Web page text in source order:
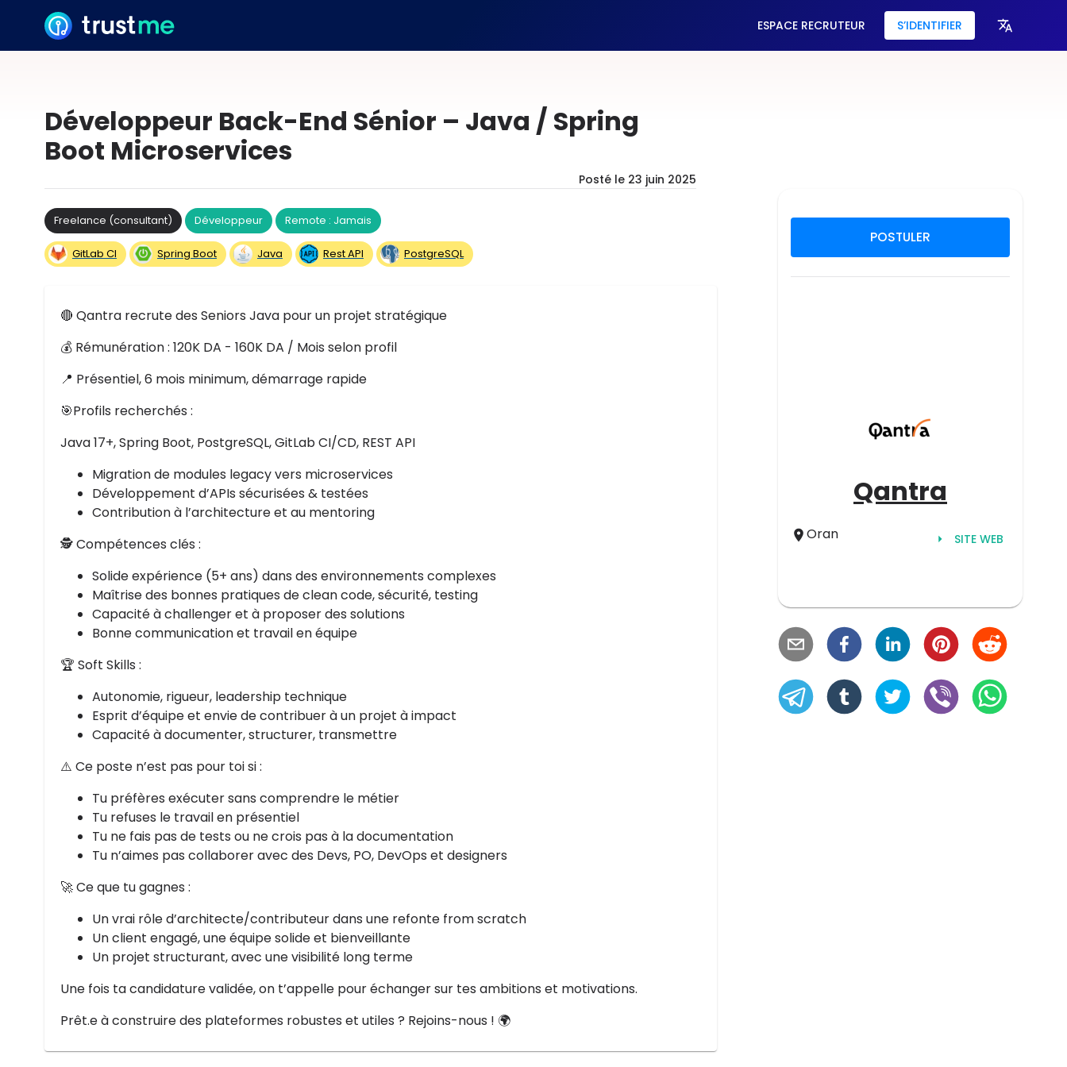
ESPACE RECRUTEUR S’IDENTIFIER
Développeur Back-End Sénior – Java / Spring
Boot Microservices
Posté le 23 juin 2025
Freelance (consultant) Développeur Remote : Jamais
GitLab CI Spring Boot Java Rest API PostgreSQL
🔴 Qantra recrute des Seniors Java pour un projet stratégique
💰 Rémunération : 120K DA - 160K DA / Mois selon profil
📍 Présentiel, 6 mois minimum, démarrage rapide
🎯Profils recherchés :
Java 17+, Spring Boot, PostgreSQL, GitLab CI/CD, REST API
Migration de modules legacy vers microservices
Développement d’APIs sécurisées & testées
Contribution à l’architecture et au mentoring
🕵️ Compétences clés :
Solide expérience (5+ ans) dans des environnements complexes
Maîtrise des bonnes pratiques de clean code, sécurité, testing
Capacité à challenger et à proposer des solutions
Bonne communication et travail en équipe
🏆 Soft Skills :
Autonomie, rigueur, leadership technique
Esprit d’équipe et envie de contribuer à un projet à impact
Capacité à documenter, structurer, transmettre
⚠️ Ce poste n’est pas pour toi si :
Tu préfères exécuter sans comprendre le métier
Tu refuses le travail en présentiel
Tu ne fais pas de tests ou ne crois pas à la documentation
Tu n’aimes pas collaborer avec des Devs, PO, DevOps et designers
🚀 Ce que tu gagnes :
Un vrai rôle d’architecte/contributeur dans une refonte from scratch
Un client engagé, une équipe solide et bienveillante
Un projet structurant, avec une visibilité long terme
Une fois ta candidature validée, on t’appelle pour échanger sur tes ambitions et motivations.
Prêt.e à construire des plateformes robustes et utiles ? Rejoins-nous ! 🌍
POSTULER
Qantra
Oran SITE WEB